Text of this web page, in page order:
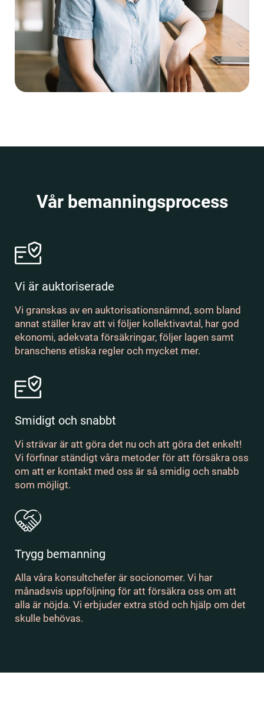
Vår bemanningsprocess
Vi är auktoriserade
Vi granskas av en auktorisationsnämnd, som bland
annat ställer krav att vi följer kollektivavtal, har god
ekonomi, adekvata försäkringar, följer lagen samt
branschens etiska regler och mycket mer.
Smidigt och snabbt
Vi strävar är att göra det nu och att göra det enkelt!
Vi förfinar ständigt våra metoder för att försäkra oss
om att er kontakt med oss är så smidig och snabb
som möjligt.
Trygg bemanning
Alla våra konsultchefer är socionomer. Vi har
månadsvis uppföljning för att försäkra oss om att
alla är nöjda. Vi erbjuder extra stöd och hjälp om det
skulle behövas.